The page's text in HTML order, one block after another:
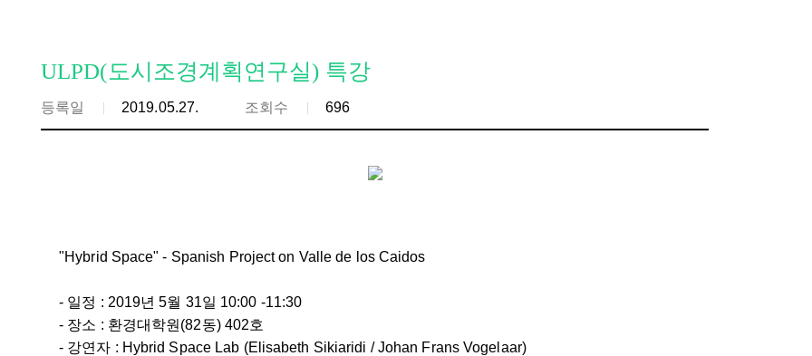
ULPD(도시조경계획연구실) 특강
등록일 2019.05.27. 조회수 696
"Hybrid Space" - Spanish Project on Valle de los Caidos
- 일정 : 2019년 5월 31일 10:00 -11:30
- 장소 : 환경대학원(82동) 402호
- 강연자 : Hybrid Space Lab (Elisabeth Sikiaridi / Johan Frans Vogelaar)